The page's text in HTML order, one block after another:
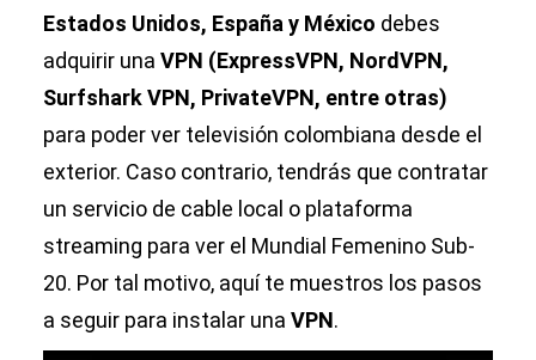
Estados Unidos, España y México debes
adquirir una VPN (ExpressVPN, NordVPN,
Surfshark VPN, PrivateVPN, entre otras)
para poder ver televisión colombiana desde el
exterior. Caso contrario, tendrás que contratar
un servicio de cable local o plataforma
streaming para ver el Mundial Femenino Sub-
20. Por tal motivo, aquí te muestros los pasos
a seguir para instalar una VPN.